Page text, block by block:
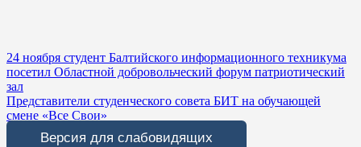
Навигация
по
записям
24 ноября студент Балтийского информационного техникума
посетил Областной добровольческий форум патриотический
зал
Представители студенческого совета БИТ на обучающей
смене «Все Свои»
Версия для слабовидящих